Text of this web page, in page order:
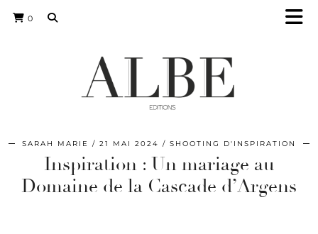
0
SARAH MARIE 21 MAI 2024 SHOOTING D'INSPIRATION
Inspiration : Un mariage au
Domaine de la Cascade d’Argens